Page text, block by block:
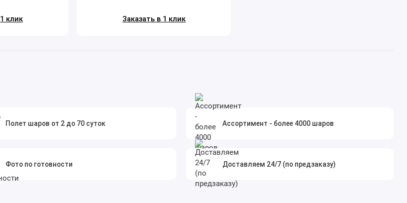
клик Заказать в 1 клик
Полет шаров от 2 до 70 суток Ассортимент - более 4000 шаров
Фото по готовности Доставляем 24/7 (по предзаказу)